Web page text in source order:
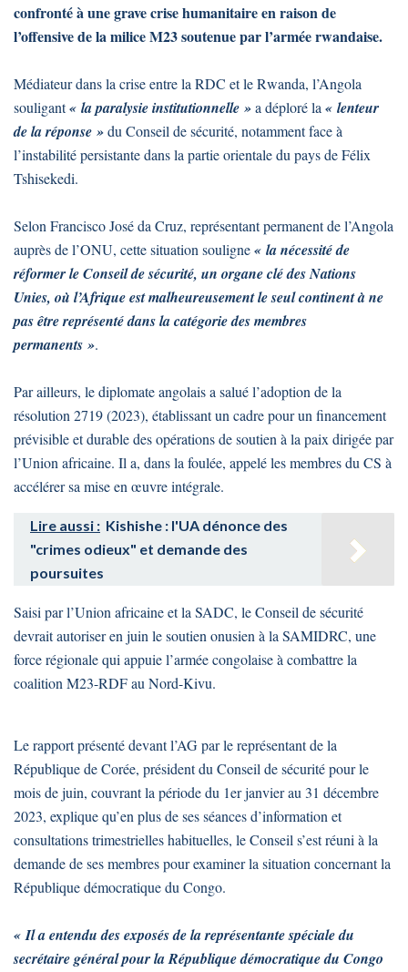
confronté à une grave crise humanitaire en raison de
l’offensive de la milice M23 soutenue par l’armée rwandaise.
Médiateur dans la crise entre la RDC et le Rwanda, l’Angola
souligant« la paralysie institutionnelle »a déploré la « lenteur
de la réponse »du Conseil de sécurité, notamment face à
l’instabilité persistante dans la partie orientale du pays de Félix
Tshisekedi.
Selon Francisco José da Cruz, représentant permanent de l’Angola
auprès de l’ONU, cette situation souligne« la nécessité de
réformer le Conseil de sécurité, un organe clé des Nations
Unies, où l’Afrique est malheureusement le seul continent à ne
pas être représenté dans la catégorie des membres
permanents ».
Par ailleurs, le diplomate angolais a salué l’adoption de la
résolution 2719 (2023), établissant un cadre pour un financement
prévisible et durable des opérations de soutien à la paix dirigée par
l’Union africaine. Il a, dans la foulée, appelé les membres du CS à
accélérer sa mise en œuvre intégrale.
Lire aussi : Kishishe : l'UA dénonce des
"crimes odieux" et demande des
poursuites
Saisi par l’Union africaine et la SADC, le Conseil de sécurité
devrait autoriser en juin le soutien onusien à la SAMIDRC, une
force régionale qui appuie l’armée congolaise à combattre la
coalition M23-RDF au Nord-Kivu.
Le rapport présenté devant l’AG par le représentant de la
République de Corée, président du Conseil de sécurité pour le
mois de juin, couvrant la période du 1er janvier au 31 décembre
2023, explique qu’en plus de ses séances d’information et
consultations trimestrielles habituelles, le Conseil s’est réuni à la
demande de ses membres pour examiner la situation concernant la
République démocratique du Congo.
« Il a entendu des exposés de la représentante spéciale du
secrétaire général pour la République démocratique du Congo